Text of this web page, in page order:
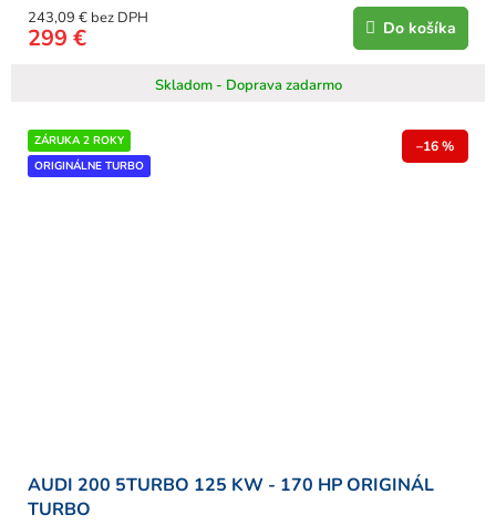
Skladom - Doprava zadarmo
243,09 € bez DPH
299 € Do košíka
ZÁRUKA 2 ROKY
ORIGINÁLNE TURBO
–16 %
AUDI 200 5TURBO 125 KW - 170 HP ORIGINÁL
TURBO